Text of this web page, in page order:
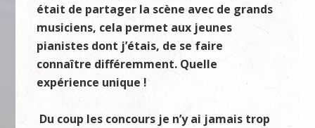
était de partager la scène avec de grands
musiciens, cela permet aux jeunes
pianistes dont j’étais, de se faire
connaître différemment. Quelle
expérience unique !
Du coup les concours je n’y ai jamais trop